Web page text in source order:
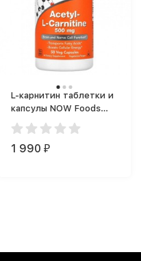
L-карнитин таблетки и
капсулы NOW Foods
Acetyl-L-Carnitine (50
капс.)
1 990 ₽